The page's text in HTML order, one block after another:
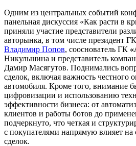
Одним из центральных событий
панельная дискуссия «Как расти в
приняли участие представители
авторынка, в том числе президент ГК
Владимир Попов, сооснователь ГК
Никульшина и представитель
Дамир Масягутов. Поднимались
сделок, включая важность честного
автомобиля. Кроме того, внимание
цифровизации и использованию
эффективности бизнеса: от
клиентов и работы ботов до
подчеркнуто, что четкая и
с покупателями напрямую влияет на
сделок.